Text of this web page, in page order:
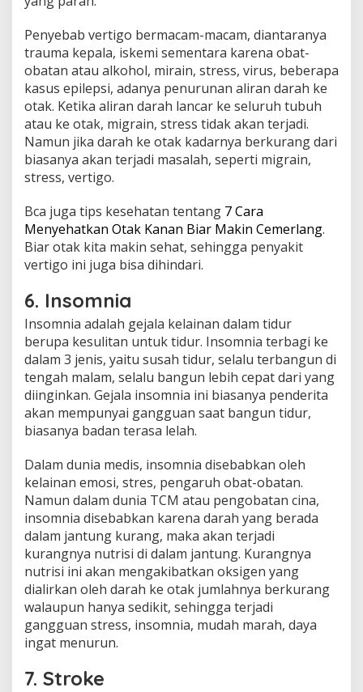
Penyebab vertigo bermacam-macam, diantaranya
trauma kepala, iskemi sementara karena obat-
obatan atau alkohol, mirain, stress, virus, beberapa
kasus epilepsi, adanya penurunan aliran darah ke
otak. Ketika aliran darah lancar ke seluruh tubuh
atau ke otak, migrain, stress tidak akan terjadi.
Namun jika darah ke otak kadarnya berkurang dari
biasanya akan terjadi masalah, seperti migrain,
stress, vertigo.
Bca juga tips kesehatan tentang 7 Cara
Menyehatkan Otak Kanan Biar Makin Cemerlang.
Biar otak kita makin sehat, sehingga penyakit
vertigo ini juga bisa dihindari.
6. Insomnia
Insomnia adalah gejala kelainan dalam tidur
berupa kesulitan untuk tidur. Insomnia terbagi ke
dalam 3 jenis, yaitu susah tidur, selalu terbangun di
tengah malam, selalu bangun lebih cepat dari yang
diinginkan. Gejala insomnia ini biasanya penderita
akan mempunyai gangguan saat bangun tidur,
biasanya badan terasa lelah.
Dalam dunia medis, insomnia disebabkan oleh
kelainan emosi, stres, pengaruh obat-obatan.
Namun dalam dunia TCM atau pengobatan cina,
insomnia disebabkan karena darah yang berada
dalam jantung kurang, maka akan terjadi
kurangnya nutrisi di dalam jantung. Kurangnya
nutrisi ini akan mengakibatkan oksigen yang
dialirkan oleh darah ke otak jumlahnya berkurang
walaupun hanya sedikit, sehingga terjadi
gangguan stress, insomnia, mudah marah, daya
ingat menurun.
7. Stroke